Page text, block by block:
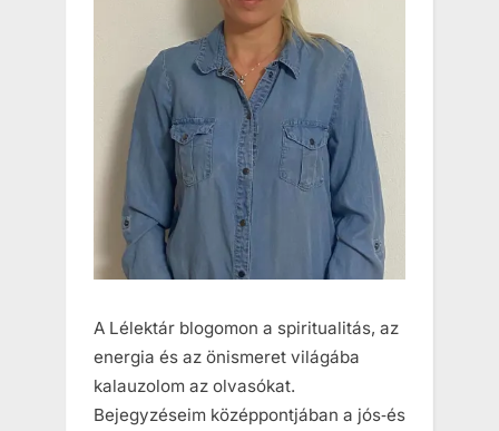
A Lélektár blogomon a spiritualitás, az
energia és az önismeret világába
kalauzolom az olvasókat.
Bejegyzéseim középpontjában a jós‑és